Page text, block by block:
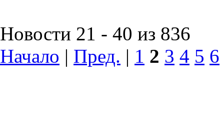
Новости 21 - 40 из 836
Начало | Пред. | 1 2 3 4 5 6